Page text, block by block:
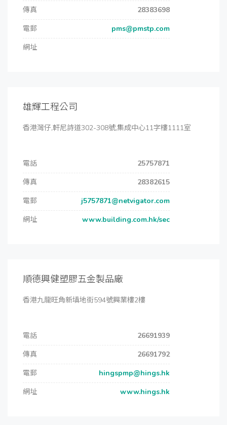
傳真
28383698
電郵
pms@pmstp.com
網址
雄輝工程公司
香港灣仔,軒尼詩道302-308號,集成中心11字樓1111室
電話
25757871
傳真
28382615
電郵
j5757871@netvigator.com
網址
www.building.com.hk/sec
順德興健塑膠五金製品廠
香港九龍旺角新填地街594號興業樓2樓
電話
26691939
傳真
26691792
電郵
hingspmp@hings.hk
網址
www.hings.hk